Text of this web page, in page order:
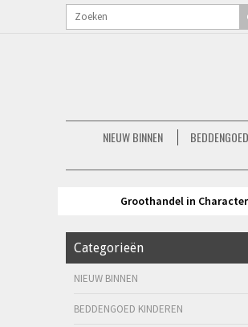
NIEUW BINNEN
Groothandel in
Categorieën
NIEUW BINNEN
BEDDENGOED KINDEREN